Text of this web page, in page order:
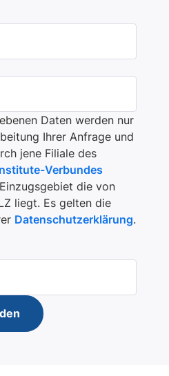
Daten werden nur
Ihrer Anfrage und
jene Filiale des
Verbundes
die von
liegt. Es gelten die
Datenschutzerklärung.